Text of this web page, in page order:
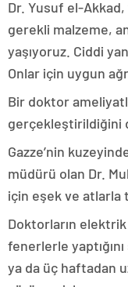
Dr. Yusuf el-
gerekli malzeme,
yaşıyoruz. Ciddi
Onlar için uygun
Bir doktor
gerçekleştirildiğini
Gazze’nin
müdürü olan Dr.
için eşek ve atlarla
Doktorların
fenerlerle
ya da üç haftadan